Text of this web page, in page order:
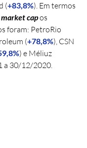
(+83,8%). Em termos
market cap os
foram: PetroRio
(+78,8%), CSN
) e Méliuz
a 30/12/2020.